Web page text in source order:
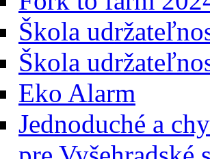
Škola
Škola
Eko Alarm
Jednoduché a